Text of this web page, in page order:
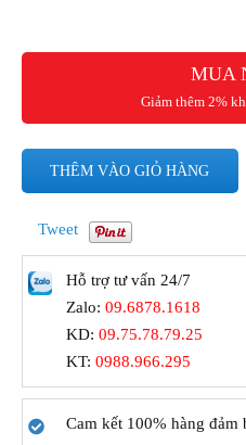
MUA
Giảm thêm 2%
THÊM VÀO GIỎ HÀNG
Tweet
Hỗ trợ tư vấn 24/7
Zalo: 09.6878.1618
KD: 09.75.78.79.25
KT: 0988.966.295
Cam kết 100% hàng đảm